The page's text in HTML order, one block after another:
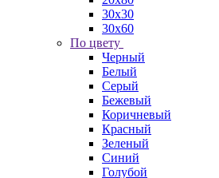
30x30
30x60
По цвету
Черный
Белый
Серый
Бежевый
Коричневый
Красный
Зеленый
Синий
Голубой